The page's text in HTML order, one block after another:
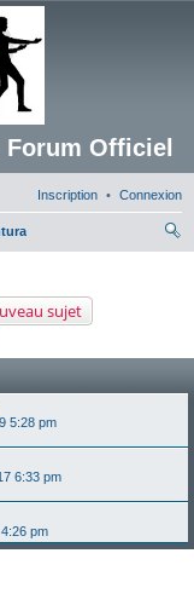
Forum Officiel
Connexion
Inscription
sujet
5:28 pm
6:33 pm
pm